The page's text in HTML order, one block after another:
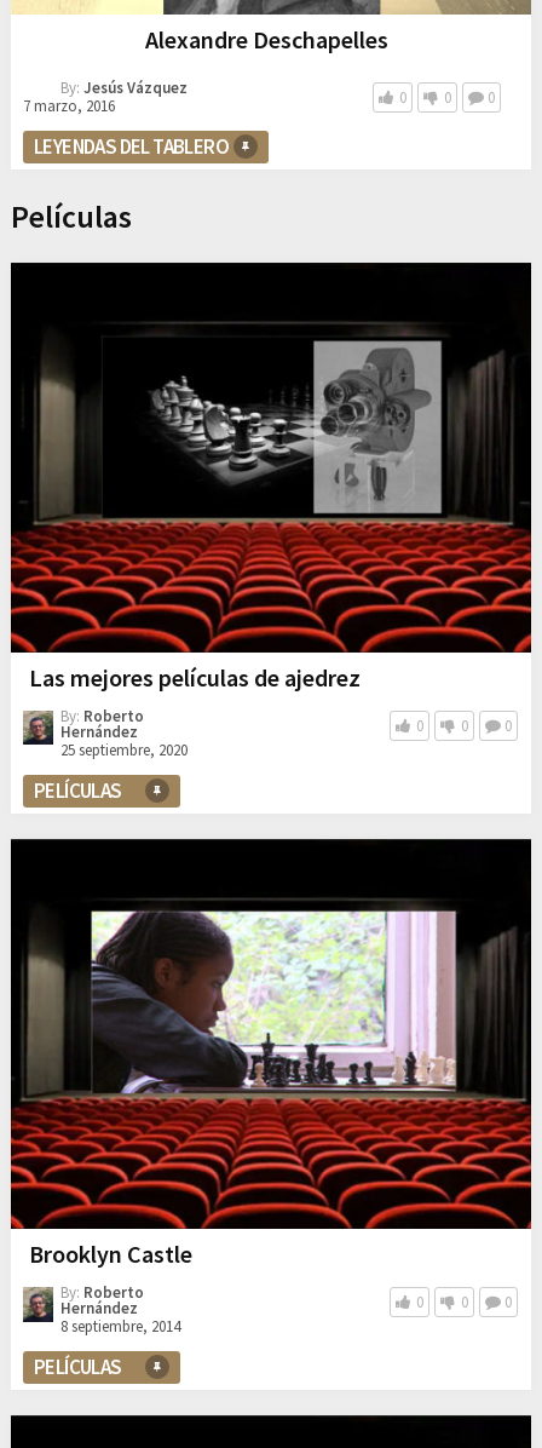
Alexandre Deschapelles
By: Jesús Vázquez
7 marzo, 2016
0 0 0
LEYENDAS DEL TABLERO
Películas
Las mejores películas de ajedrez
By: Roberto
Hernández
25 septiembre, 2020
0 0 0
PELÍCULAS
Brooklyn Castle
By: Roberto
Hernández
8 septiembre, 2014
0 0 0
PELÍCULAS